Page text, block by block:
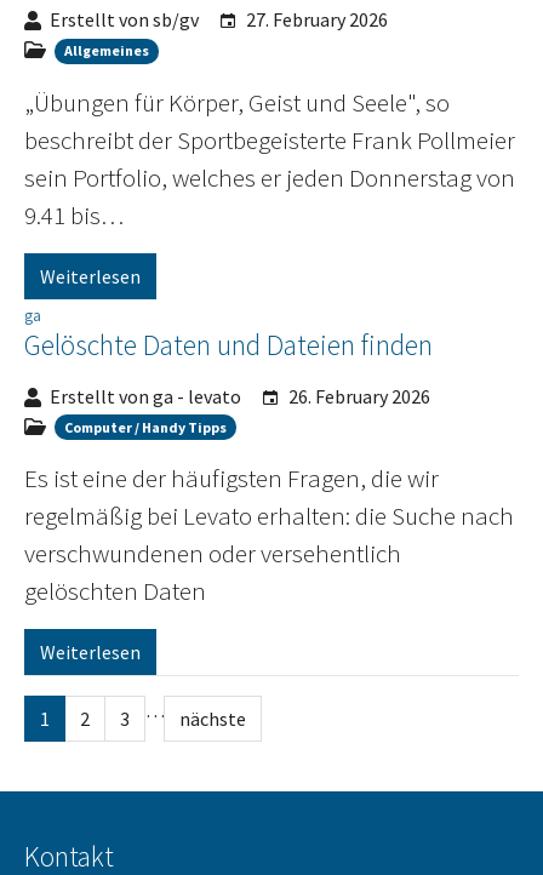
Erstellt von sb/gv 27. February 2026
Allgemeines
„Übungen für Körper, Geist und Seele", so
beschreibt der Sportbegeisterte Frank Pollmeier
sein Portfolio, welches er jeden Donnerstag von
9.41 bis…
Weiterlesen
ga
Gelöschte Daten und Dateien finden
Erstellt von ga - levato 26. February 2026
Computer / Handy Tipps
Es ist eine der häufigsten Fragen, die wir
regelmäßig bei Levato erhalten: die Suche nach
verschwundenen oder versehentlich
gelöschten Daten
Weiterlesen
1 2 3 … nächste
Kontakt